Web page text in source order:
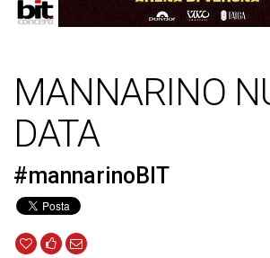
MANNARINO
DATA
#mannarinoBIT